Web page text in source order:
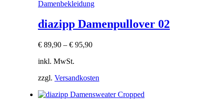
Damenbekleidung
diazipp Damenpullover 02
€ 89,90 – € 95,90
inkl. MwSt.
zzgl. Versandkosten